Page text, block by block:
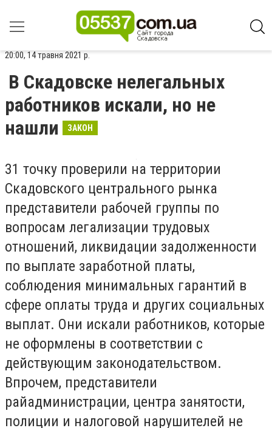
20:00, 14 травня 2021 р.
В Скадовске нелегальных
работников искали, но не
нашли
ЗАКОН
31 точку проверили на территории
Скадовского центрального рынка
представители рабочей группы по
вопросам легализации трудовых
отношений, ликвидации задолженности
по выплате заработной платы,
соблюдения минимальных гарантий в
сфере оплаты труда и других социальных
выплат. Они искали работников, которые
не оформлены в соответствии с
действующим законодательством.
Впрочем, представители
райадминистрации, центра занятости,
полиции и налоговой нарушителей не